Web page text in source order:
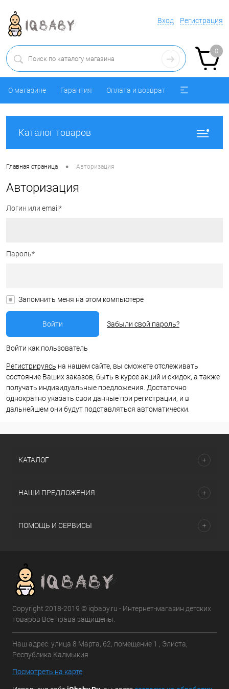
Вход Регистрация
0
О магазине Гарантия Оплата и возврат
Каталог товаров
Главная страница • Авторизация
Авторизация
Логин или email*
Пароль*
Запомнить меня на этом компьютере
Забыли свой пароль?
Войти как пользователь
Регистрируясь на нашем сайте, вы сможете отслеживать
состояние Ваших заказов, быть в курсе акций и скидок, а также
получать индивидуальные предложения. Достаточно
однократно указать свои данные при регистрации, и в
дальнейшем они будут подставляться автоматически.
КАТАЛОГ
НАШИ ПРЕДЛОЖЕНИЯ
ПОМОЩЬ И СЕРВИСЫ
Copyright 2018-2019 © iqbaby.ru - Интернет-магазин детских
товаров Все права защищены.
Наш адрес: улица 8 Марта, 62, помещение 1 , Элиста,
Республика Калмыкия
Посмотреть на карте